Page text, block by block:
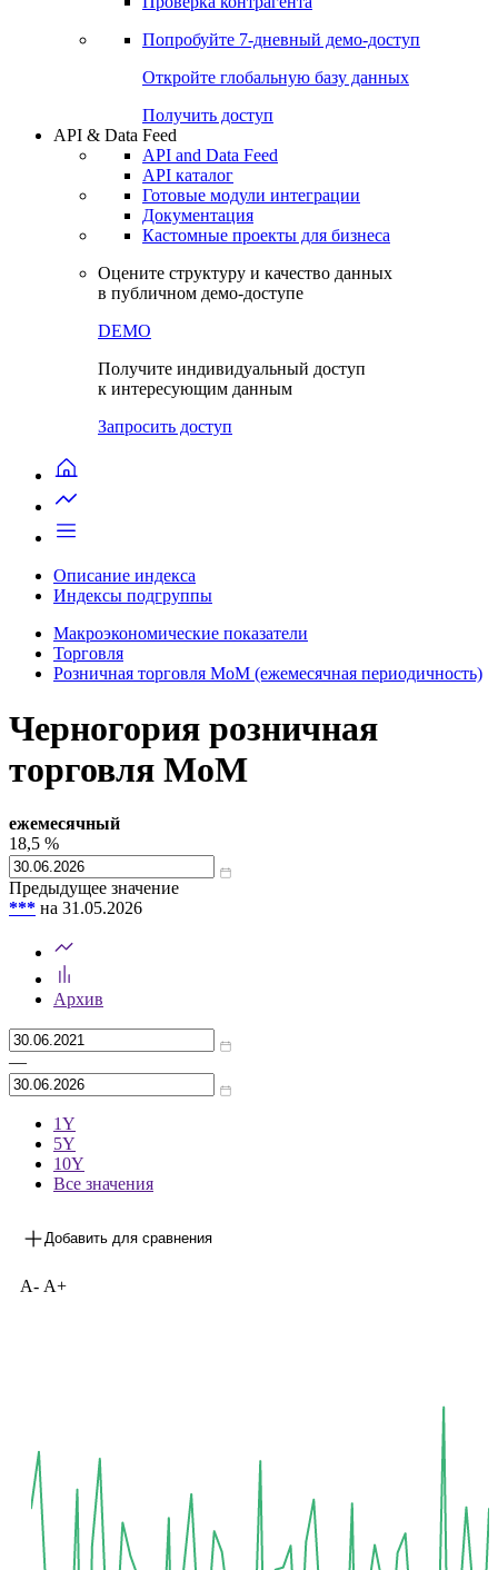
Попробуйте 7-дневный демо-доступ
Откройте глобальную базу данных
Получить доступ
API & Data Feed
API and Data Feed
API каталог
Готовые модули интеграции
Документация
Кастомные проекты для бизнеса
Оцените структуру и качество данных
в публичном демо-доступе
DEMO
Получите индивидуальный доступ
к интересующим данным
Запросить доступ
Описание индекса
Индексы подгруппы
Макроэкономические показатели
Торговля
Розничная торговля MoM (ежемесячная периодичность)
Черногория розничная
торговля MoM
ежемесячный
18,5 %
Предыдущее значение
*** на 31.05.2026
Архив
—
1Y
5Y
10Y
Все значения
Добавить для сравнения